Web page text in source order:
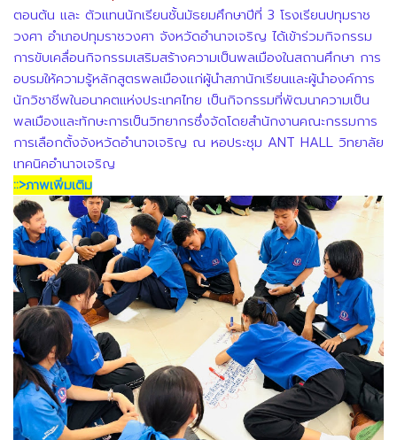
ตอนต้น และ ตัวแทนนักเรียนชั้นมัธยมศึกษาปีที่ 3 โรงเรียนปทุมราช
วงศา อำเภอปทุมราชวงศา จังหวัดอำนาจเจริญ ได้เข้าร่วมกิจกรรม
การขับเคลื่อนกิจกรรมเสริมสร้างความเป็นพลเมืองในสถานศึกษา การ
อบรมให้ความรู้หลักสูตรพลเมืองแก่ผู้นำสภานักเรียนและผู้นำองค์การ
นักวิชาชีพในอนาคตแห่งประเทศไทย เป็นกิจกรรมที่พัฒนาความเป็น
พลเมืองและทักษะการเป็นวิทยากรซึ่งจัดโดยสำนักงานคณะกรรมการ
การเลือกตั้งจังหวัดอำนาจเจริญ ณ หอประชุม ANT HALL วิทยาลัย
เทคนิคอำนาจเจริญ
::>ภาพเพิ่มเติม